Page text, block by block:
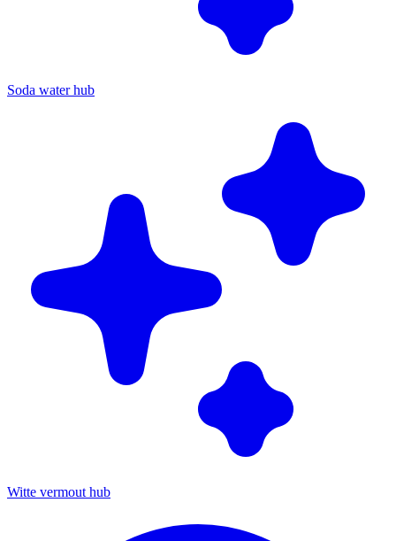
Soda water hub
Witte vermout hub